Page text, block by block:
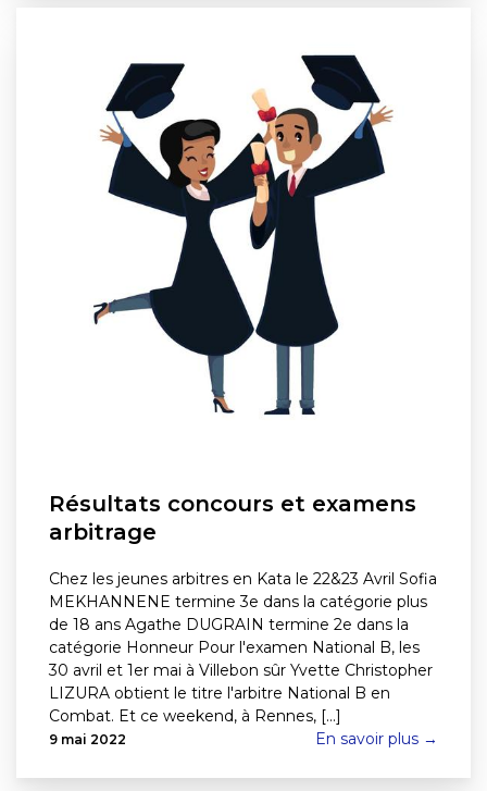
Résultats concours et examens
arbitrage
Chez les jeunes arbitres en Kata le 22&23 Avril Sofia
MEKHANNENE termine 3e dans la catégorie plus
de 18 ans Agathe DUGRAIN termine 2e dans la
catégorie Honneur Pour l'examen National B, les
30 avril et 1er mai à Villebon sûr Yvette Christopher
LIZURA obtient le titre l'arbitre National B en
Combat. Et ce weekend, à Rennes, [...]
9 mai 2022 En savoir plus →